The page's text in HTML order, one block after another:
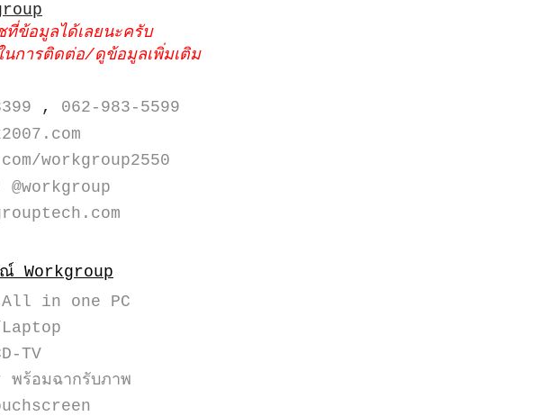
ข้อมูลได้เลยนะครับ
นการติดต่อ/ดูข้อมูลเพิ่มเติม
, 062-983-5599
workgroup2550
ณ์ Workgroup
All in one PC
TV
ร้อมฉากรับภาพ